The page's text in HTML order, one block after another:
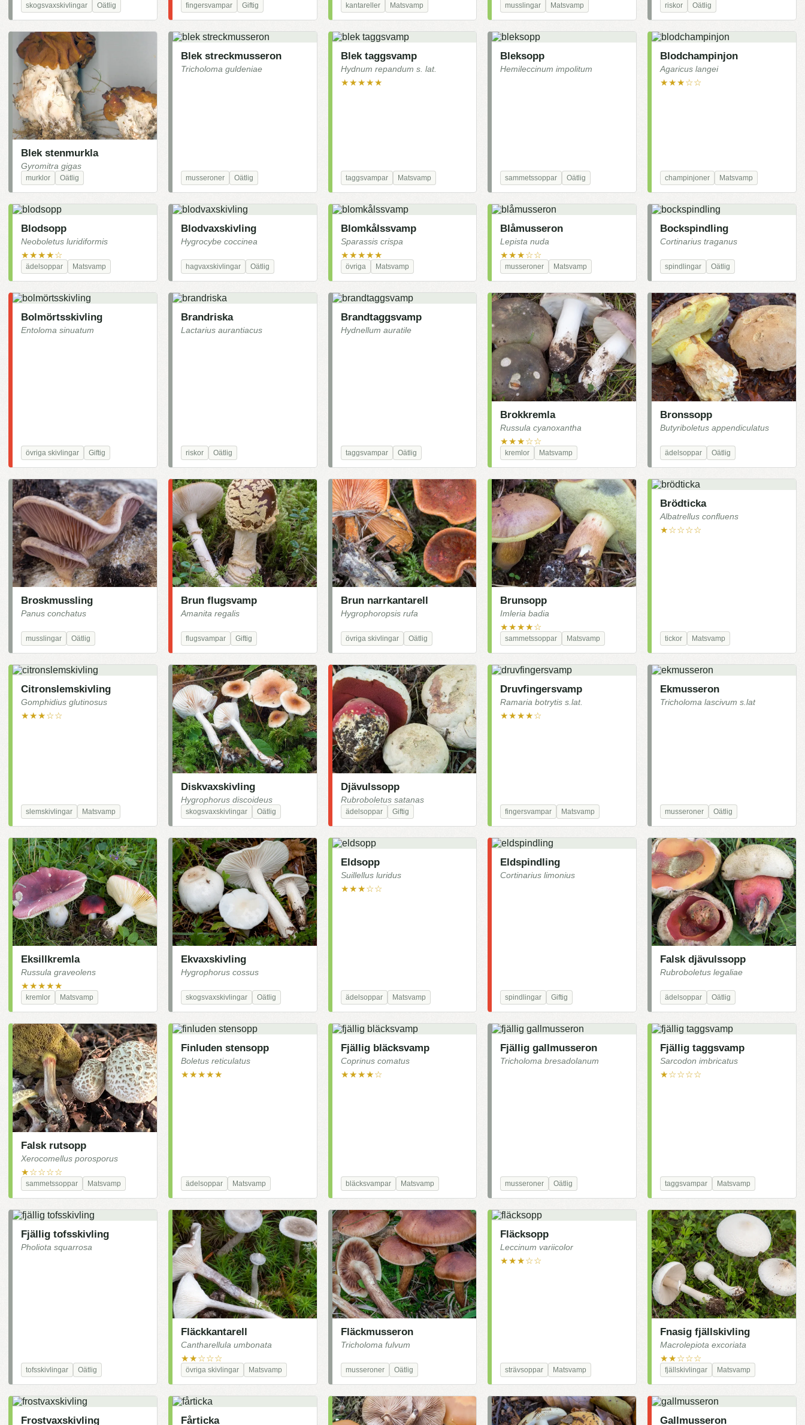
skogsvaxskivlingar Oätlig fingersvampar Giftig kantareller Matsvamp musslingar Matsvamp riskor Oätlig
Blek stenmurkla
Gyromitra gigas
murklor Oätlig
Blek streckmusseron
Tricholoma guldeniae
musseroner Oätlig
Blek taggsvamp
Hydnum repandum s. lat.
★★★★★
taggsvampar Matsvamp
Bleksopp
Hemileccinum impolitum
sammetssoppar Oätlig
Blodchampinjon
Agaricus langei
★★★☆☆
champinjoner Matsvamp
Blodsopp
Neoboletus luridiformis
★★★★☆
ädelsoppar Matsvamp
Blodvaxskivling
Hygrocybe coccinea
hagvaxskivlingar Oätlig
Blomkålssvamp
Sparassis crispa
★★★★★
övriga Matsvamp
Blåmusseron
Lepista nuda
★★★☆☆
musseroner Matsvamp
Bockspindling
Cortinarius traganus
spindlingar Oätlig
Bolmörtsskivling
Entoloma sinuatum
övriga skivlingar Giftig
Brandriska
Lactarius aurantiacus
riskor Oätlig
Brandtaggsvamp
Hydnellum auratile
taggsvampar Oätlig
Brokkremla
Russula cyanoxantha
★★★☆☆
kremlor Matsvamp
Bronssopp
Butyriboletus appendiculatus
ädelsoppar Oätlig
Broskmussling
Panus conchatus
musslingar Oätlig
Brun flugsvamp
Amanita regalis
flugsvampar Giftig
Brun narrkantarell
Hygrophoropsis rufa
övriga skivlingar Oätlig
Brunsopp
Imleria badia
★★★★☆
sammetssoppar Matsvamp
Brödticka
Albatrellus confluens
★☆☆☆☆
tickor Matsvamp
Citronslemskivling
Gomphidius glutinosus
★★★☆☆
slemskivlingar Matsvamp
Diskvaxskivling
Hygrophorus discoideus
skogsvaxskivlingar Oätlig
Djävulssopp
Rubroboletus satanas
ädelsoppar Giftig
Druvfingersvamp
Ramaria botrytis s.lat.
★★★★☆
fingersvampar Matsvamp
Ekmusseron
Tricholoma lascivum s.lat
musseroner Oätlig
Eksillkremla
Russula graveolens
★★★★★
kremlor Matsvamp
Ekvaxskivling
Hygrophorus cossus
skogsvaxskivlingar Oätlig
Eldsopp
Suillellus luridus
★★★☆☆
ädelsoppar Matsvamp
Eldspindling
Cortinarius limonius
spindlingar Giftig
Falsk djävulssopp
Rubroboletus legaliae
ädelsoppar Oätlig
Falsk rutsopp
Xerocomellus porosporus
★☆☆☆☆
sammetssoppar Matsvamp
Finluden stensopp
Boletus reticulatus
★★★★★
ädelsoppar Matsvamp
Fjällig bläcksvamp
Coprinus comatus
★★★★☆
bläcksvampar Matsvamp
Fjällig gallmusseron
Tricholoma bresadolanum
musseroner Oätlig
Fjällig taggsvamp
Sarcodon imbricatus
★☆☆☆☆
taggsvampar Matsvamp
Fjällig tofsskivling
Pholiota squarrosa
tofsskivlingar Oätlig
Fläckkantarell
Cantharellula umbonata
★★☆☆☆
övriga skivlingar Matsvamp
Fläckmusseron
Tricholoma fulvum
musseroner Oätlig
Fläcksopp
Leccinum variicolor
★★★☆☆
strävsoppar Matsvamp
Fnasig fjällskivling
Macrolepiota excoriata
★★☆☆☆
fjällskivlingar Matsvamp
Frostvaxskivling Fårticka Gallmusseron